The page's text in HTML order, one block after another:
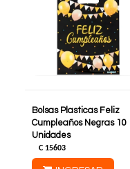
Bolsas Plasticas Feliz
Cumpleaños Negras 10
Unidades
C 15603